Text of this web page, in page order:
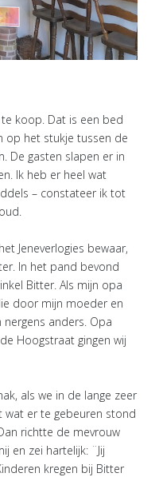
te koop. Dat is een bed
op het stukje tussen de
De gasten slapen er in
Ik heb er heel wat
– constateer ik tot
Jeneverlogies bewaar,
In het pand bevond
Bitter. Als mijn opa
door mijn moeder en
anders. Opa
Hoogstraat gingen wij
als we in de lange zeer
wat er te gebeuren stond
richtte de mevrouw
en zei hartelijk: ¨Jij
kregen bij Bitter